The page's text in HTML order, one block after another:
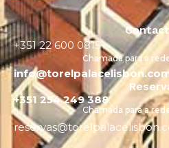
+351 22 600 0815
Chamada para a
+351 254 249 388
Chamada para a